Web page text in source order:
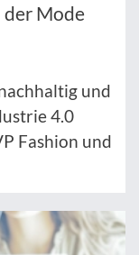
Mode
und
4.0
Fashion und